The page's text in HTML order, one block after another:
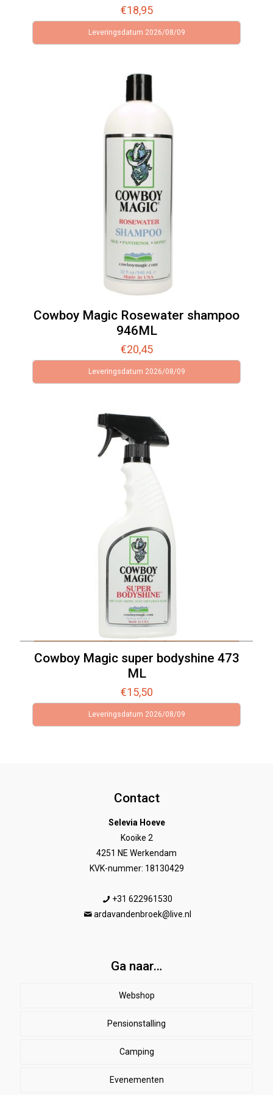
€18,95
Leveringsdatum 2026/08/09
Cowboy Magic Rosewater shampoo
946ML
€20,45
Leveringsdatum 2026/08/09
Cowboy Magic super bodyshine 473
ML
€15,50
Leveringsdatum 2026/08/09
Contact
Selevia Hoeve
Kooike 2
4251 NE Werkendam
KVK-nummer: 18130429
+31 622961530
ardavandenbroek@live.nl
Ga naar…
Webshop
Paard
Beenbeschermers
EHBO
Ruiter
Herenkleding
Stal
Pensionstalling
Camping
Evenementen